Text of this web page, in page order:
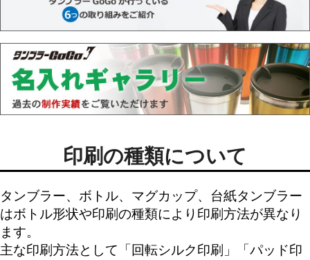
印刷の種類について
タンブラー、ボトル、マグカップ、台紙タンブラー
はボトル形状や印刷の種類により印刷方法が異なり
ます。
主な印刷方法として「 回転シルク印刷 」「 パッド印